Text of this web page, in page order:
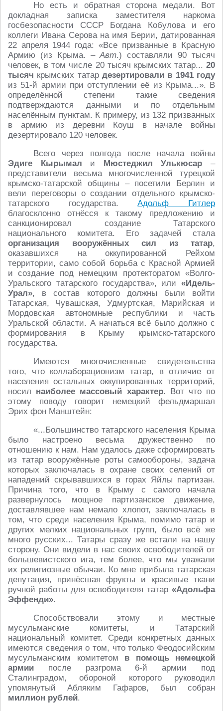
Но есть и обратная сторона медали. Вот
докладная записка заместителя наркома
госбезопасности СССР Богдана Кобулова и его
коллеги Ивана Серова на имя Берии, датированная
22 апреля 1944 года: «Все призванные в Красную
Армию (из Крыма. –Авт.) составляли 90 тысяч
человек, в том числе 20 тысяч крымских татар... 20
тысяч крымских татар дезертировали в 1941 году
из 51-й армии при отступлении её из Крыма...». В
определённой степени такие сведения
подтверждаются данными и по отдельным
населённым пунктам. К примеру, из 132 призванных
в армию из деревни Коуш в начале войны
дезертировало 120 человек.
Всего через полгода после начала войны
Эдиге Кырымал и Мюстеджил Улькюсар –
представители весьма многочисленной турецкой
крымско-татарской общины – посетили Берлин и
вели переговоры о создании отдельного крымско-
татарского государства.Адольф Гитлер
благосклонно отнёсся к такому предложению и
санкционировал создание Татарского
национального комитета. Его задачей стала
организация вооружённых сил из татар,
оказавшихся на оккупированной Рейхом
территории, само собой борьба с Красной Армией
и создание под немецким протекторатом «Волго-
Уральского татарского государства», или «Идель-
Урал», в состав которого должны были войти
Татарская, Чувашская, Удмуртская, Марийская и
Мордовская автономные республики и часть
Уральской области. А начаться всё было должно с
формирования в Крыму крымско-татарского
государства.
Имеются многочисленные свидетельства
того, что коллаборационизм татар, в отличие от
населения остальных оккупированных территорий,
носил наиболее массовый характер. Вот что по
этому поводу говорит немецкий фельдмаршал
Эрих фон Манштейн:
«...Большинство татарского населения Крыма
было настроено весьма дружественно по
отношению к нам. Нам удалось даже сформировать
из татар вооружённые роты самообороны, задача
которых заключалась в охране своих селений от
нападений скрывавшихся в горах Яйлы партизан.
Причина того, что в Крыму с самого начала
развернулось мощное партизанское движение,
доставлявшее нам немало хлопот, заключалась в
том, что среди населения Крыма, помимо татар и
других мелких национальных групп, было всё же
много русских... Татары сразу же встали на нашу
сторону. Они видели в нас своих освободителей от
большевистского ига, тем более, что мы уважали
их религиозные обычаи. Ко мне прибыла татарская
депутация, принёсшая фрукты и красивые ткани
ручной работы для освободителя татар «Адольфа
Эффенди».
Способствовали этому и местные
мусульманские комитеты, и Татарский
национальный комитет. Среди конкретных данных
имеются сведения о том, что только Феодосийским
мусульманским комитетом в помощь немецкой
армии после разгрома 6-й армии под
Сталинградом, обороной которого руководил
упомянутый Абляким Гафаров, был собран
миллион рублей.